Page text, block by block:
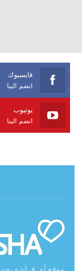
فايسبوك
انضم الينا
يوتيوب
انضم الينا
موقع آي فراشة يعنى